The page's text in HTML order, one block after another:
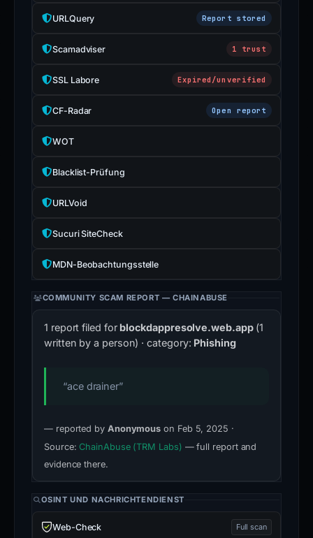
URLQuery Report stored
Scamadviser 1 trust
SSL Labore Expired/unverified
CF-Radar Open report
WOT
Blacklist-Prüfung
URLVoid
Sucuri SiteCheck
MDN-Beobachtungsstelle
COMMUNITY SCAM REPORT — CHAINABUSE
1 report filed for blockdappresolve.web.app(1
written by a person) · category: Phishing
“ace drainer”
— reported by Anonymous on Feb 5, 2025 ·
Source:ChainAbuse (TRM Labs) — full report and
evidence there.
OSINT UND NACHRICHTENDIENST
Web-Check Full scan